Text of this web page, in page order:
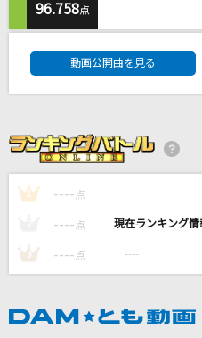
UNION
OxT
Summering
十面相
YM feat.GUMI
コイスルオトメ
いきものがかり
竹内まりや
96.758点
動画公開曲を見る
1 ---- 点 ----
---- 点 ----
3 ---- 点 ----